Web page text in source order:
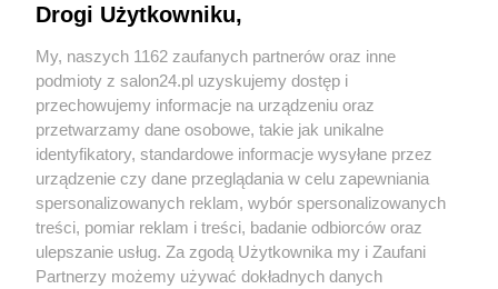
Sport
Społeczeństwo
Kultura
X Facebook Instagram Youtube
Drogi Użytkowniku,
My, naszych 1162 zaufanych partnerów oraz inne
podmioty z salon24.pl uzyskujemy dostęp i
przechowujemy informacje na urządzeniu oraz
przetwarzamy dane osobowe, takie jak unikalne
identyfikatory, standardowe informacje wysyłane przez
urządzenie czy dane przeglądania w celu zapewniania
spersonalizowanych reklam, wybór spersonalizowanych
treści, pomiar reklam i treści, badanie odbiorców oraz
ulepszanie usług. Za zgodą Użytkownika my i Zaufani
Partnerzy możemy używać dokładnych danych